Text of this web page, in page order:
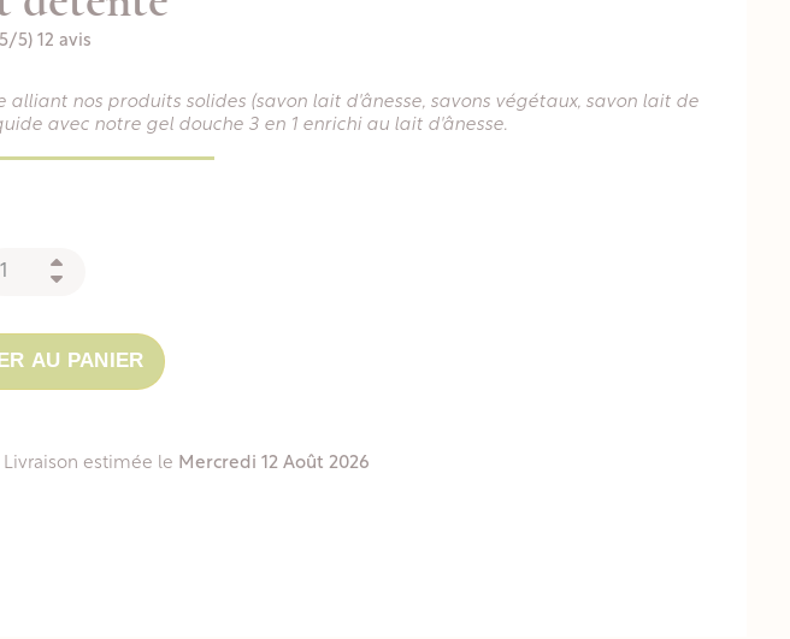
5) 12 avis
alliant nos produits solides (savon lait d'ânesse, savons végétaux, savon lait de
avec notre gel douche 3 en 1 enrichi au lait d'ânesse.
AU PANIER
Livraison estimée le Mercredi 12 Août 2026